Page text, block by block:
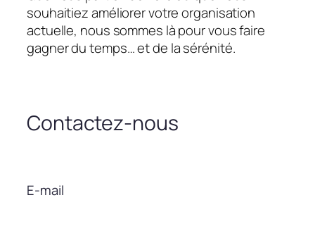
souhaitiez améliorer votre organisation
actuelle, nous sommes là pour vous faire
gagner du temps… et de la sérénité.
Contactez-nous
E-mail